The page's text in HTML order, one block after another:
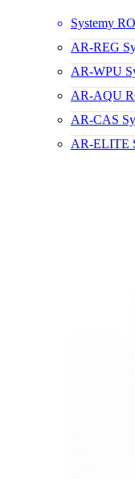
Systemy RO
AR-REG
AR-WPU
AR-AQU
AR-CAS
AR-ELITE